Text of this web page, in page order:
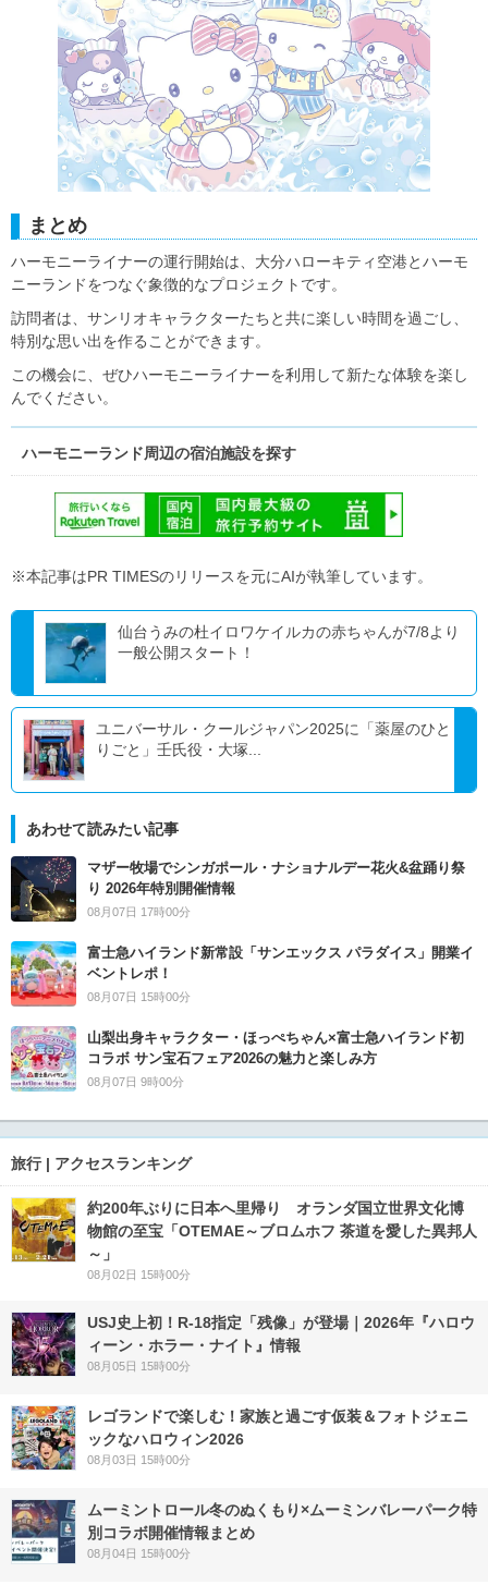
まとめ
ハーモニーライナーの運行開始は、大分ハローキティ空港とハーモ
ニーランドをつなぐ象徴的なプロジェクトです。
訪問者は、サンリオキャラクターたちと共に楽しい時間を過ごし、
特別な思い出を作ることができます。
この機会に、ぜひハーモニーライナーを利用して新たな体験を楽し
んでください。
ハーモニーランド周辺の宿泊施設を探す
※本記事はPR TIMESのリリースを元にAIが執筆しています。
仙台うみの杜イロワケイルカの赤ちゃんが7/8より
一般公開スタート！
ユニバーサル・クールジャパン2025に「薬屋のひと
りごと」壬氏役・大塚...
あわせて読みたい記事
マザー牧場でシンガポール・ナショナルデー花火&盆踊り祭
り 2026年特別開催情報
08月07日 17時00分
富士急ハイランド新常設「サンエックス パラダイス」開業イ
ベントレポ！
08月07日 15時00分
山梨出身キャラクター・ほっぺちゃん×富士急ハイランド初
コラボ サン宝石フェア2026の魅力と楽しみ方
08月07日 9時00分
旅行 | アクセスランキング
約200年ぶりに日本へ里帰り オランダ国立世界文化博
物館の至宝「OTEMAE～ブロムホフ 茶道を愛した異邦人
～」
08月02日 15時00分
USJ史上初！R-18指定「残像」が登場｜2026年『ハロウ
ィーン・ホラー・ナイト』情報
08月05日 15時00分
レゴランドで楽しむ！家族と過ごす仮装＆フォトジェニ
ックなハロウィン2026
08月03日 15時00分
ムーミントロール冬のぬくもり×ムーミンバレーパーク特
別コラボ開催情報まとめ
08月04日 15時00分